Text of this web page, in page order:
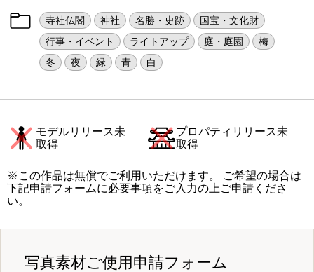
寺社仏閣 神社 名勝・史跡
国宝・文化財
行事・イベント
ライトアップ 庭・庭園
梅
冬
夜 緑 青 白
モデルリリース未
取得
プロパティリリース未
取得
※この作品は無償でご利用いただけます。 ご希望の場合は
下記申請フォームに必要事項をご入力の上ご申請くださ
い。
写真素材ご使用申請フォーム